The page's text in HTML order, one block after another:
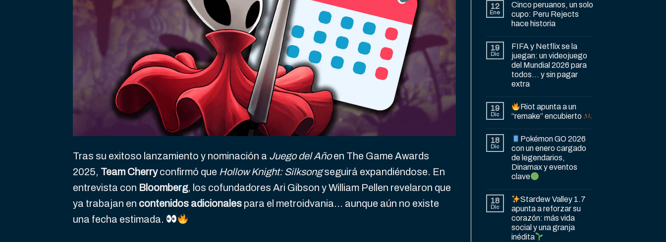
Tras su exitoso lanzamiento y nominación a Juego del Añoen The Game Awards
2025, Team Cherryconfirmó que Hollow Knight: Silksongseguirá expandiéndose. En
entrevista con Bloomberg, los cofundadores Ari Gibson y William Pellen revelaron que
ya trabajan en contenidos adicionales para el metroidvania… aunque aún no existe
una fecha estimada.
12
Ene
Cinco peruanos, un solo
cupo: Peru Rejects
hace historia
19
Dic
FIFA y Netflix se la
juegan: un videojuego
del Mundial 2026 para
todos… y sin pagar
extra
19
Dic
Riot apunta a un
“remake” encubierto
18
Dic
Pokémon GO 2026
con un enero cargado
de legendarios,
Dinamax y eventos
clave
18
Dic
Stardew Valley 1.7
apunta a reforzar su
corazón: más vida
social y una granja
inédita